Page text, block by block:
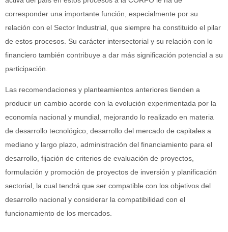
corresponder una importante función, especialmente por su
relación con el Sector Industrial, que siempre ha constituido el pilar
de estos procesos. Su carácter intersectorial y su relación con lo
financiero también contribuye a dar más significación potencial a su
participación.
Las recomendaciones y planteamientos anteriores tienden a
producir un cambio acorde con la evolución experimentada por la
economía nacional y mundial, mejorando lo realizado en materia
de desarrollo tecnológico, desarrollo del mercado de capitales a
mediano y largo plazo, administración del financiamiento para el
desarrollo, fijación de criterios de evaluación de proyectos,
formulación y promoción de proyectos de inversión y planificación
sectorial, la cual tendrá que ser compatible con los objetivos del
desarrollo nacional y considerar la compatibilidad con el
funcionamiento de los mercados.